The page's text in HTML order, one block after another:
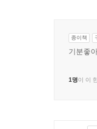
종이책
기분좋
1명이 이